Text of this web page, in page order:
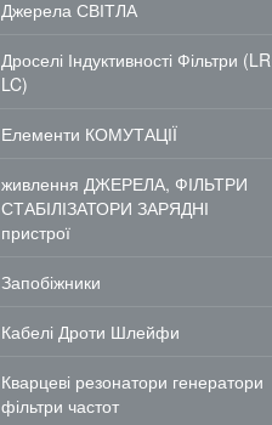
Джерела СВІТЛА
Дроселі Індуктивності Фільтри (LR
LC)
Елементи КОМУТАЦІЇ
живлення ДЖЕРЕЛА, ФІЛЬТРИ
СТАБІЛІЗАТОРИ ЗАРЯДНІ
пристрої
Запобіжники
Кабелі Дроти Шлейфи
Кварцеві резонатори генератори
фільтри частот